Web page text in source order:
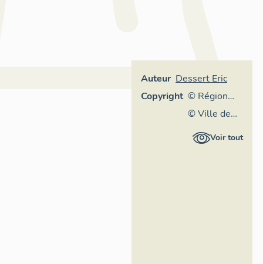
Auteur Dessert Eric
Copyright © Région
Rhône-
Alpes,
© Ville de
LyonVoir tout